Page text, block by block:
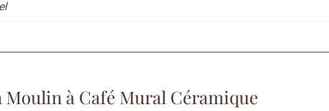
Moulin à Café Mural Céramique